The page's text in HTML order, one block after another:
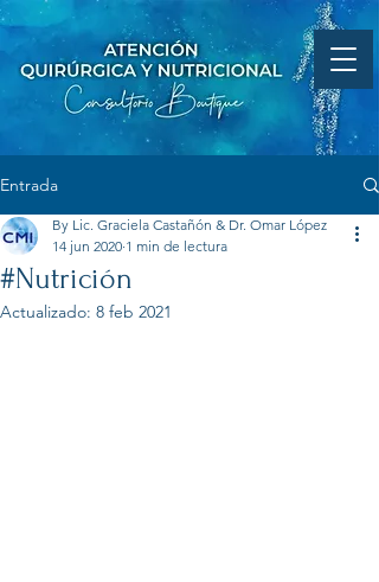
Entrada
#Nutrición
By Lic. Graciela Castañón & Dr. Omar López
14 jun 2020 1 min de lectura
Actualizado: 8 feb 2021